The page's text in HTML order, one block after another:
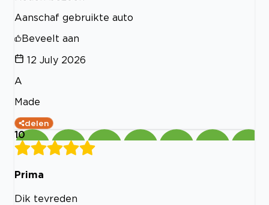
Aanschaf gebruikte auto
Beveelt aan
12 July 2026
A
Made
delen
10
Prima
Dik tevreden